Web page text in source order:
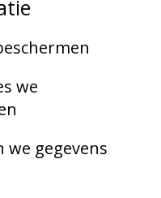
we
we gegevens